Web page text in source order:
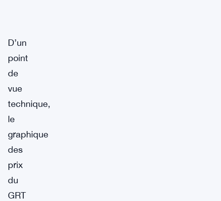
D’un
point
de
vue
technique,
le
graphique
des
prix
du
GRT